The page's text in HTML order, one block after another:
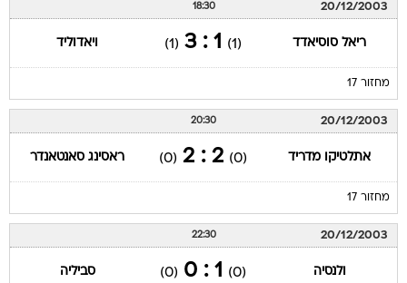
20/12/2003
18:30
ריאל סוסיאדד (1)
1 : 3
(1) ויאדוליד
מחזור 17
20/12/2003
20:30
אתלטיקו מדריד (0)
2 : 2
(0) ראסינג סאנטאנדר
מחזור 17
20/12/2003
22:30
ולנסיה (0)
1 : 0
(0) סביליה